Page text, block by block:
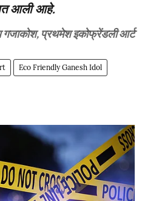
आली आहे.
गजाकोश, प्रथमेश इकोफ्रेंडली आर्ट
Eco Friendly Ganesh Idol